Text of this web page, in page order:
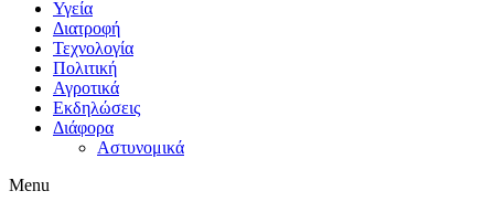
Υγεία
Διατροφή
Τεχνολογία
Πολιτική
Αγροτικά
Εκδηλώσεις
Διάφορα
Αστυνομικά
Menu